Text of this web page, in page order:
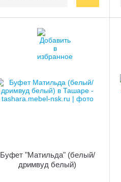
Буфет "Матильда" (белый/
дримвуд белый)